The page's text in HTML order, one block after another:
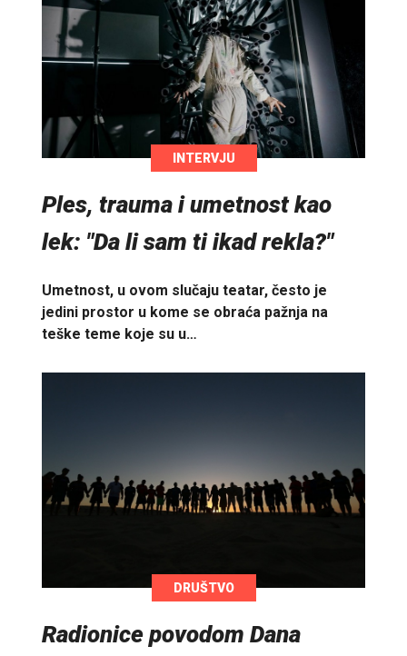
INTERVJU
Ples, trauma i umetnost kao
lek: "Da li sam ti ikad rekla?"
Umetnost, u ovom slučaju teatar, često je
jedini prostor u kome se obraća pažnja na
teške teme koje su u…
DRUŠTVO
Radionice povodom Dana